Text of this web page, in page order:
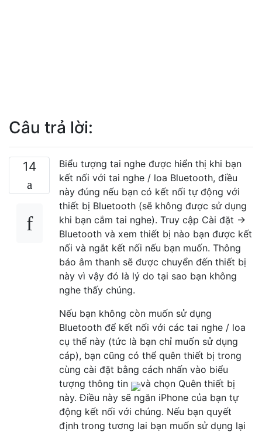
Câu trả lời:
14
Biểu tượng tai nghe được hiển thị khi bạn
kết nối với tai nghe / loa Bluetooth, điều
này đúng nếu bạn có kết nối tự động với
thiết bị Bluetooth (sẽ không được sử dụng
khi bạn cắm tai nghe). Truy cập Cài đặt →
Bluetooth và xem thiết bị nào bạn được kết
nối và ngắt kết nối nếu bạn muốn. Thông
báo âm thanh sẽ được chuyển đến thiết bị
này vì vậy đó là lý do tại sao bạn không
nghe thấy chúng.
Nếu bạn không còn muốn sử dụng
Bluetooth để kết nối với các tai nghe / loa
cụ thể này (tức là bạn chỉ muốn sử dụng
cáp), bạn cũng có thể quên thiết bị trong
cùng cài đặt bằng cách nhấn vào biểu
tượng thông tin
và chọn Quên thiết bị
này. Điều này sẽ ngăn iPhone của bạn tự
động kết nối với chúng. Nếu bạn quyết
định trong tương lai bạn muốn sử dụng lại